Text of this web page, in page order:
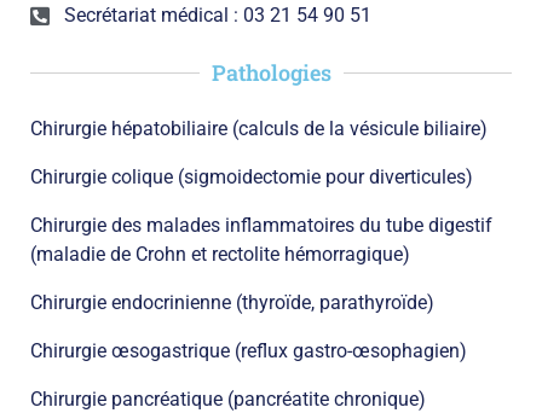
Secrétariat médical : 03 21 54 90 51
Pathologies
Chirurgie hépatobiliaire (calculs de la vésicule biliaire)
Chirurgie colique (sigmoidectomie pour diverticules)
Chirurgie des malades inflammatoires du tube digestif
(maladie de Crohn et rectolite hémorragique)
Chirurgie endocrinienne (thyroïde, parathyroïde)
Chirurgie œsogastrique (reflux gastro-œsophagien)
Chirurgie pancréatique (pancréatite chronique)